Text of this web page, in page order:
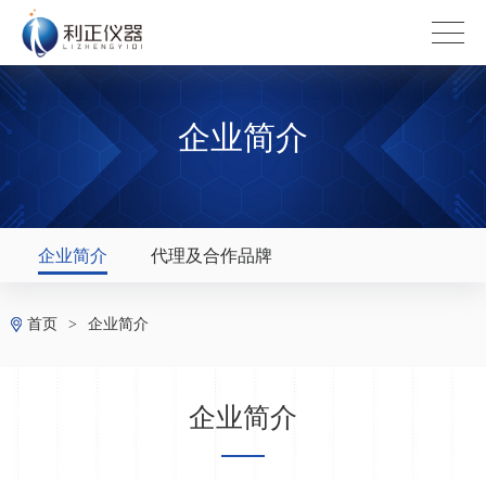
企业简介
企业简介 代理及合作品牌
首页 > 企业简介
企业简介